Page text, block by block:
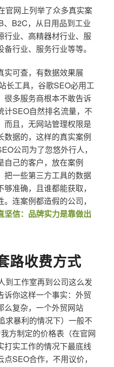
官网上列举了众多真实案
B2C，从日用品到工业
行业、高精器材行业、服
行业、服务行业等等。
实可查，有数据效果展
长工具，谷歌SEO必用工
很多服务商根本不敢告诉
计SEO自然排名流量，不
而且，无网站管理权限是
数据的，这样的真实案例
公司为了忽悠外行人，
自己的客户，放在案例
把一些第三方工具的数据
准确，且谁都能获取，
连案例都造假的公司，
坚信：品牌实力是靠做出
路收费方式
到工作室再到公司这么发
诉你这样一个事实：外贸
么复杂，一个外贸网站
求暴利的情况下）一般不
方制定的价格表（在官网
打实工作的情况下最底线
SEO合作，不用议价，